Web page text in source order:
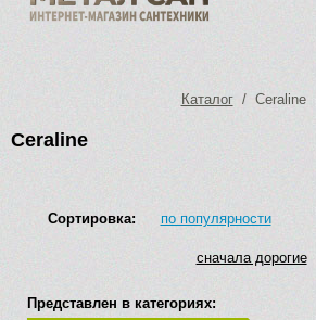
Каталог/ Ceraline
Ceraline
Сортировка: по популярности
сначала дорогие
Представлен в категориях: